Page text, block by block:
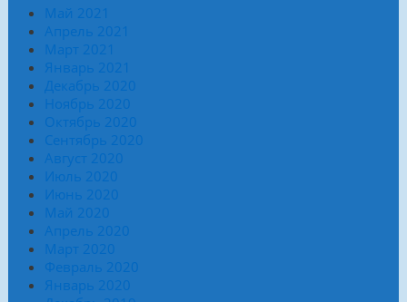
Май 2021
Апрель 2021
Март 2021
Январь 2021
Декабрь 2020
Ноябрь 2020
Октябрь 2020
Сентябрь 2020
Август 2020
Июль 2020
Июнь 2020
Май 2020
Апрель 2020
Март 2020
Февраль 2020
Январь 2020